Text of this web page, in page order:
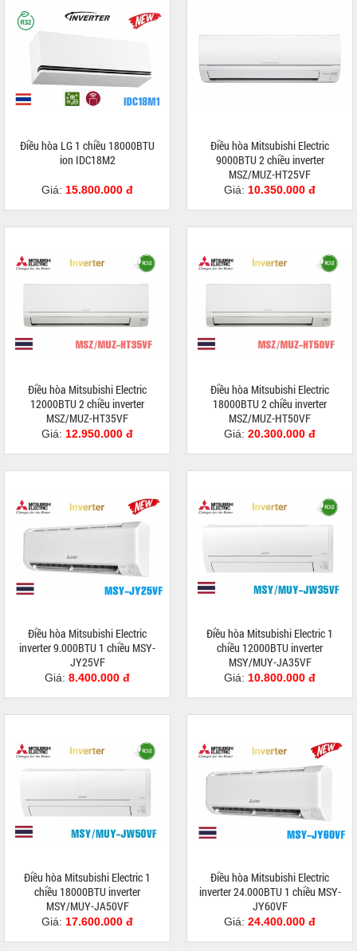
Điều hòa LG 1 chiều 18000BTU
ion IDC18M2
Giá: 15.800.000 đ
Điều hòa Mitsubishi Electric
9000BTU 2 chiều inverter
MSZ/MUZ-HT25VF
Giá: 10.350.000 đ
Điều hòa Mitsubishi Electric
12000BTU 2 chiều inverter
MSZ/MUZ-HT35VF
Giá: 12.950.000 đ
Điều hòa Mitsubishi Electric
18000BTU 2 chiều inverter
MSZ/MUZ-HT50VF
Giá: 20.300.000 đ
Điều hòa Mitsubishi Electric
inverter 9.000BTU 1 chiều MSY-
JY25VF
Giá: 8.400.000 đ
Điều hòa Mitsubishi Electric 1
chiều 12000BTU inverter
MSY/MUY-JA35VF
Giá: 10.800.000 đ
Điều hòa Mitsubishi Electric 1
chiều 18000BTU inverter
MSY/MUY-JA50VF
Giá: 17.600.000 đ
Điều hòa Mitsubishi Electric
inverter 24.000BTU 1 chiều MSY-
JY60VF
Giá: 24.400.000 đ